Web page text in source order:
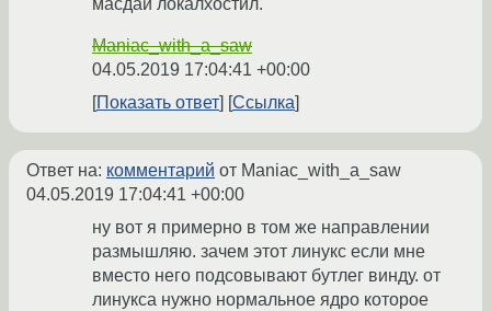
масдай локалхостил.
Maniac_with_a_saw
04.05.2019 17:04:41 +00:00
Показать ответ
Ссылка
Ответ на: комментарий от Maniac_with_a_saw
04.05.2019 17:04:41 +00:00
ну вот я примерно в том же направлении
размышляю. зачем этот линукс если мне
вместо него подсовывают бутлег винду. от
линукса нужно нормальное ядро которое